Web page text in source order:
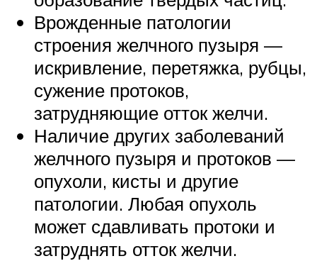
Врожденные патологии
строения желчного пузыря —
искривление, перетяжка, рубцы,
сужение протоков,
затрудняющие отток желчи.
Наличие других заболеваний
желчного пузыря и протоков —
опухоли, кисты и другие
патологии. Любая опухоль
может сдавливать протоки и
затруднять отток желчи.